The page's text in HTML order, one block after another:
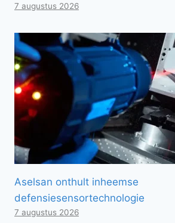
7 augustus 2026
Aselsan onthult inheemse
defensiesensortechnologie
7 augustus 2026